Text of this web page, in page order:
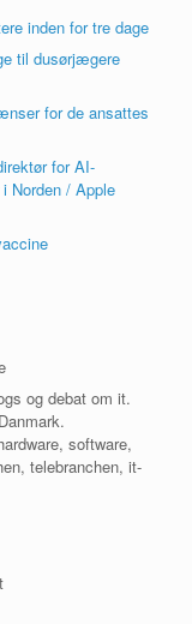
inden for tre dage
til dusørjægere
for de ansattes
for AI-
Norden / Apple
og debat om it.
software,
telebranchen, it-